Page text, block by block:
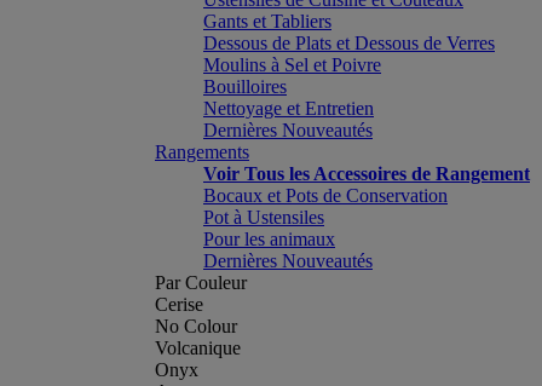
Gants et Tabliers
Dessous de Plats et Dessous de Verres
Moulins à Sel et Poivre
Bouilloires
Nettoyage et Entretien
Dernières Nouveautés
Rangements
Voir Tous les Accessoires de Rangement
Bocaux et Pots de Conservation
Pot à Ustensiles
Pour les animaux
Dernières Nouveautés
Par Couleur
Cerise
No Colour
Volcanique
Onyx